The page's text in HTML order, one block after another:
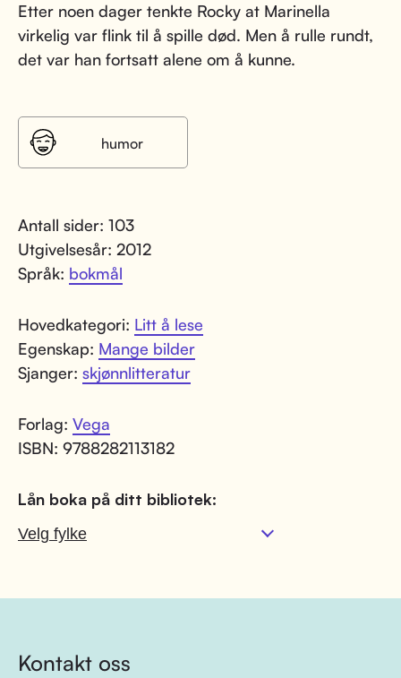
Etter noen dager tenkte Rocky at Marinella
virkelig var flink til å spille død. Men å rulle rundt,
det var han fortsatt alene om å kunne.
humor
Antall sider: 103
Utgivelsesår: 2012
Språk: bokmål
Hovedkategori: Litt å lese
Egenskap: Mange bilder
Sjanger: skjønnlitteratur
Forlag: Vega
ISBN: 9788282113182
Lån boka på ditt bibliotek:
Kontakt oss